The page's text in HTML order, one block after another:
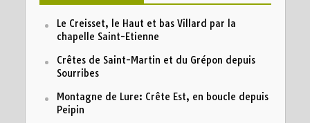
Le Creisset, le Haut et bas Villard par la
chapelle Saint-Etienne
Crêtes de Saint-Martin et du Grépon depuis
Sourribes
Montagne de Lure: Crête Est, en boucle depuis
Peipin